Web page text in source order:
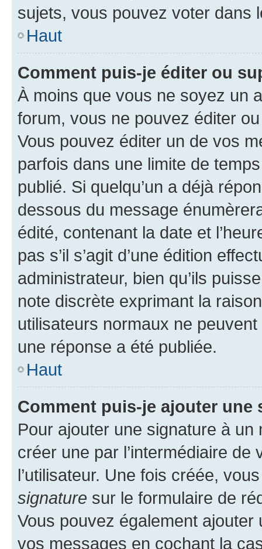
sujets, vous pouvez voter dans
Haut
Comment puis-je éditer ou
À moins que vous ne soyez un
forum, vous ne pouvez éditer
Vous pouvez éditer un de vos
parfois dans une limite de
publié. Si quelqu’un a déjà
dessous du message
édité, contenant la date et
pas s’il s’agit d’une édition
administrateur, bien qu’ils
note discrète exprimant la
utilisateurs normaux ne
une réponse a été publiée.
Haut
Comment puis-je ajouter une
Pour ajouter une signature à un
créer une par l’intermédiaire
l’utilisateur. Une fois créée,
signature sur le formulaire de
Vous pouvez également
vos messages en cochant la